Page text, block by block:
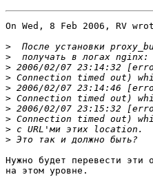
On Wed, 8 Feb 2006, RV
>
>
>
>
>
>
>
>
>
>
Нужно будет перевести
на этом уровне.